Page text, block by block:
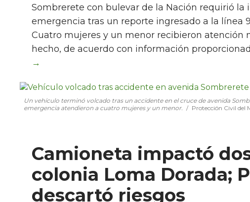
Un vehículo terminó volcado tras un accidente en el cruce de avenida
emergencia atendieron a cuatro mujeres y un menor.
Protección Civil del
Sombrerete con bulevar de la Nación requirió la
emergencia tras un reporte ingresado a la línea
Cuatro mujeres y un menor recibieron atención
hecho, de acuerdo con información
Camioneta impactó
colonia Loma Dorada;
descartó riesgos